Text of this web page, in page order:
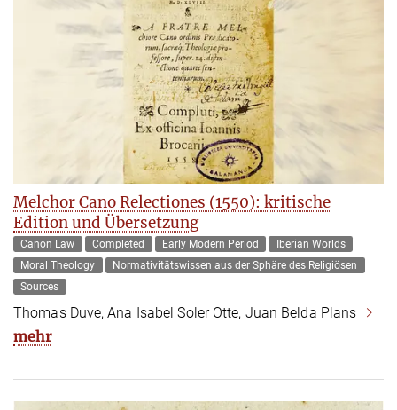
Melchor Cano Relectiones (1550): kritische
Edition und Übersetzung
Canon Law Completed Early Modern Period
Iberian Worlds
Moral Theology
Normativitätswissen aus der Sphäre des Religiösen
Sources
Thomas Duve, Ana Isabel Soler Otte, Juan Belda Plans
mehr